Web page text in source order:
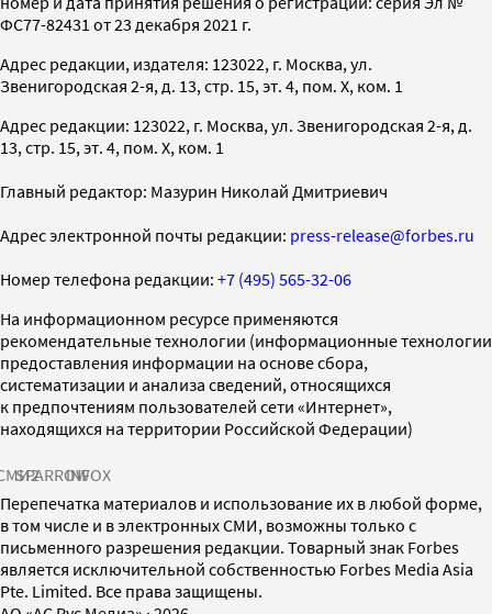
ФС77-82431 от 23 декабря 2021 г.
Адрес редакции, издателя: 123022, г. Москва, ул.
Звенигородская 2-я, д. 13, стр. 15, эт. 4, пом. X, ком. 1
Адрес редакции: 123022, г. Москва, ул. Звенигородская 2-я, д.
13, стр. 15, эт. 4, пом. X, ком. 1
Главный редактор: Мазурин Николай Дмитриевич
Адрес электронной почты редакции: press-release@forbes.ru
Номер телефона редакции: +7 (495) 565-32-06
На информационном ресурсе применяются
рекомендательные технологии (информационные технологии
предоставления информации на основе сбора,
систематизации и анализа сведений, относящихся
к предпочтениям пользователей сети «Интернет»,
находящихся на территории Российской Федерации)
SPARROWINFOX
Перепечатка материалов и использование их в любой форме,
в том числе и в электронных СМИ, возможны только с
письменного разрешения редакции. Товарный знак Forbes
является исключительной собственностью Forbes Media Asia
Pte. Limited. Все права защищены.